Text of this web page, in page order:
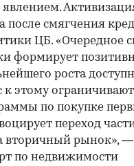
после смягчения
ЦБ. «Очередное
формирует
роста
к этому
по покупке
переход
вторичный рынок», —
по недвижимости